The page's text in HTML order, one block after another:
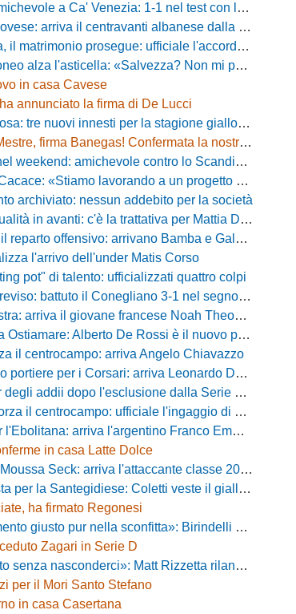
a Ca' Venezia: 1-1 nel test con la Primavera lagunare
arriva il centravanti albanese dalla serie D
prosegue: ufficiale l'accordo quinquennale per l'attacco
«Salvezza? Non mi pongo limiti, voglio vincere più partite possibile»
in casa Cavese
ha annunciato la firma di De Lucci
tre nuovi innesti per la stagione gialloblù
firma Banegas! Confermata la nostra anteprima
contro lo Scandicci allo stadio Strulli di Monsummano
«Stiamo lavorando a un progetto ambizioso»
archiviato: nessun addebito per la società
in avanti: c'è la trattativa per Mattia Della Morte
offensivo: arrivano Bamba e Galeota
l'arrivo dell'under Matis Corso
pot" di talento: ufficializzati quattro colpi
battuto il Conegliano 3-1 nel segno di Gerbi e Vita
arriva il giovane francese Noah Theodore
Alberto De Rossi è il nuovo presidente biancoviola
il centrocampo: arriva Angelo Chiavazzo
per i Corsari: arriva Leonardo De Franceschi
l'esclusione dalla Serie D: Salzano verso una big campana
centrocampo: ufficiale l'ingaggio di Luca Scimia
arriva l'argentino Franco Emmanuel Boló
in casa Latte Dolce
Seck: arriva l'attaccante classe 2006
la Santegidiese: Coletti veste il giallorosso
ha firmato Regonesi
sconfitta»: Birindelli promuove il Novara nonostante il KO di Chiavari
Zagari in Serie D
Matt Rizzetta rilancia le ambizioni del Campobasso
per il Mori Santo Stefano
in casa Casertana